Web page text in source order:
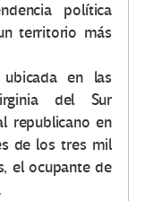
política
territorio más
en las
del Sur
republicano en
de los tres mil
el ocupante de